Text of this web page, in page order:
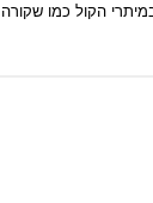
הקול כמו